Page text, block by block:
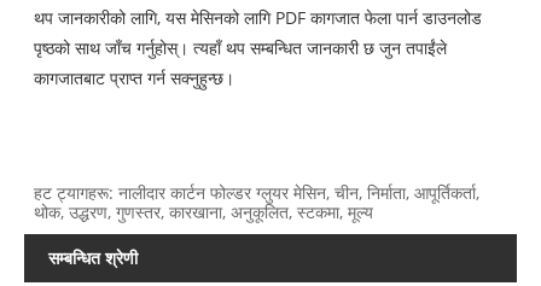
थप जानकारीको लागि, यस मेसिनको लागि PDF कागजात फेला पार्न डाउनलोड
पृष्ठको साथ जाँच गर्नुहोस्। त्यहाँ थप सम्बन्धित जानकारी छ जुन तपाईंले
कागजातबाट प्राप्त गर्न सक्नुहुन्छ।
हट ट्यागहरू: नालीदार कार्टन फोल्डर ग्लुयर मेसिन, चीन, निर्माता, आपूर्तिकर्ता,
थोक, उद्धरण, गुणस्तर, कारखाना, अनुकूलित, स्टकमा, मूल्य
सम्बन्धित श्रेणी